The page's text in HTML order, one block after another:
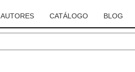
AUTORES CATÁLOGO BLOG